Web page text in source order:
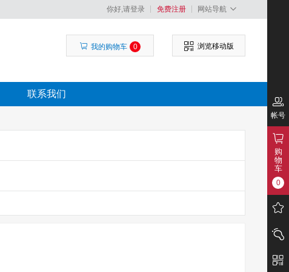
你好,请登录 免费注册 网站导航
我的购物车 0 浏览移动版
联系我们
帐号
购
物
车
0